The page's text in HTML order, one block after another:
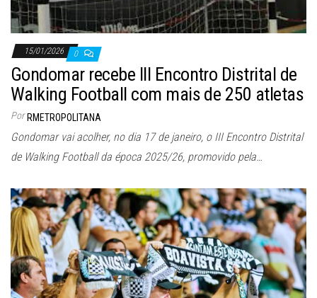
15/01/2026 0
Gondomar recebe III Encontro Distrital de
Walking Football com mais de 250 atletas
Por RMETROPOLITANA
Gondomar vai acolher, no dia 17 de janeiro, o III Encontro Distrital
de Walking Football da época 2025/26, promovido pela…